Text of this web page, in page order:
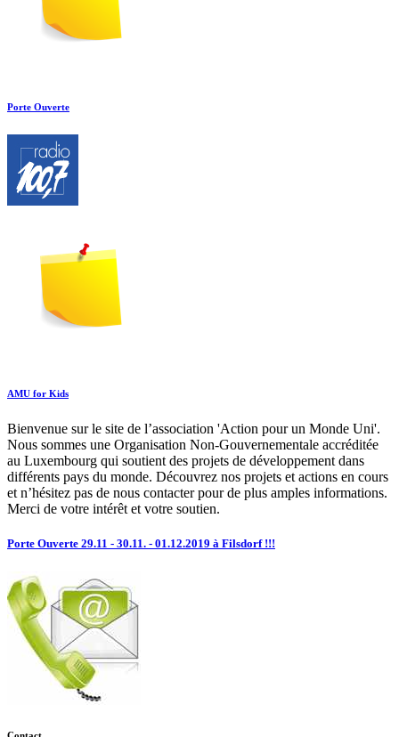
Porte Ouverte
AMU for Kids
Bienvenue sur le site de l’association 'Action pour un Monde Uni'.
Nous sommes une Organisation Non-Gouvernementale accréditée
au Luxembourg qui soutient des projets de développement dans
différents pays du monde. Découvrez nos projets et actions en cours
et n’hésitez pas de nous contacter pour de plus amples informations.
Merci de votre intérêt et votre soutien.
Porte Ouverte 29.11 - 30.11. - 01.12.2019 à Filsdorf !!!